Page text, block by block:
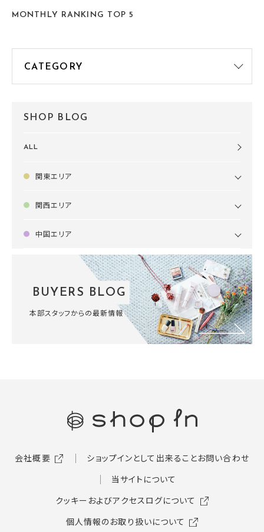
MONTHLY RANKING TOP 5
SHOP BLOG
ALL
関東エリア
関西エリア
中国エリア
BUYERS BLOG
本部スタッフからの最新情報
会社概要 ショップインとして出来ることお問い合わせ
当サイトについて
クッキーおよびアクセスログについて
個人情報のお取り扱いについて